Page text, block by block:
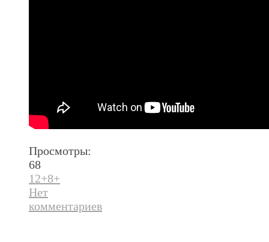
Просмотры:
68
12+8+
Нет
комментариев